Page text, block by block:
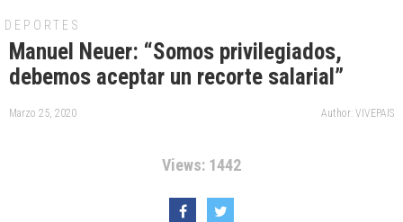
DEPORTES
Manuel Neuer: “Somos privilegiados,
debemos aceptar un recorte salarial”
Marzo 25, 2020 Author: VIVEPAIS
Views: 1442